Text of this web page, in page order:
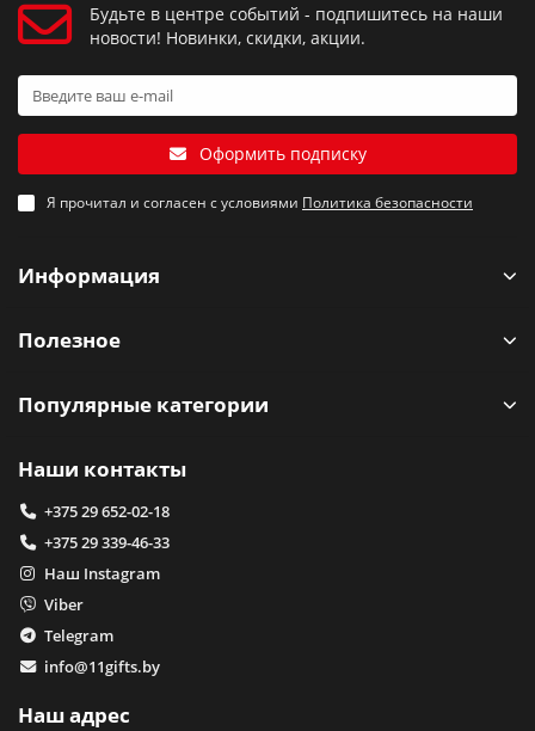
Будьте в центре событий - подпишитесь на наши
новости! Новинки, скидки, акции.
Оформить подписку
Я прочитал и согласен с условиями Политика безопасности
Информация
Полезное
Популярные категории
Наши контакты
+375 29 652-02-18
+375 29 339-46-33
Наш Instagram
Viber
Telegram
info@11gifts.by
Наш адрес